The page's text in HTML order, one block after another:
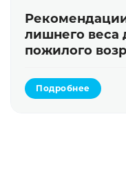
лишнего веса
пожилого
Подробнее